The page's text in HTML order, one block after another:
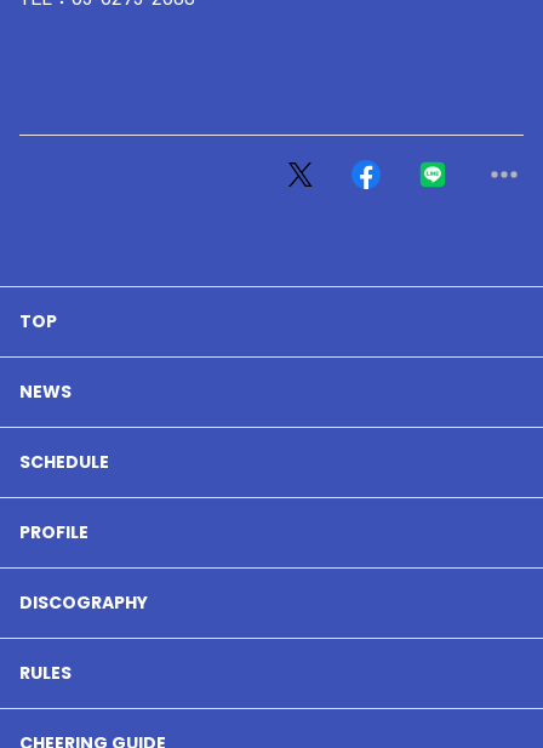
TOP
NEWS
SCHEDULE
PROFILE
DISCOGRAPHY
RULES